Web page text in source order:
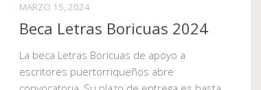
MARZO 15, 2024
Beca Letras Boricuas 2024
La beca Letras Boricuas de apoyo a
escritores puertorriqueños abre